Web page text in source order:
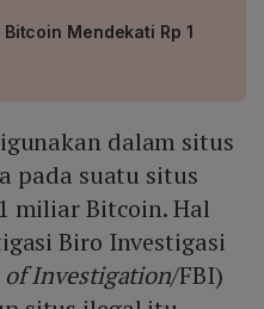
Mendekati Rp 1
dalam situs
pada suatu situs
miliar Bitcoin. Hal
Biro Investigasi
of Investigation/FBI)